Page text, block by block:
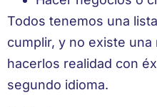
Todos tenemos una
cumplir, y no existe
hacerlos realidad con
segundo idioma.